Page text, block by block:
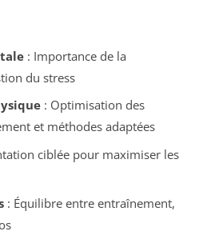
: Importance de la
du stress
: Optimisation des
et méthodes adaptées
ciblée pour maximiser les
: Équilibre entre entraînement,